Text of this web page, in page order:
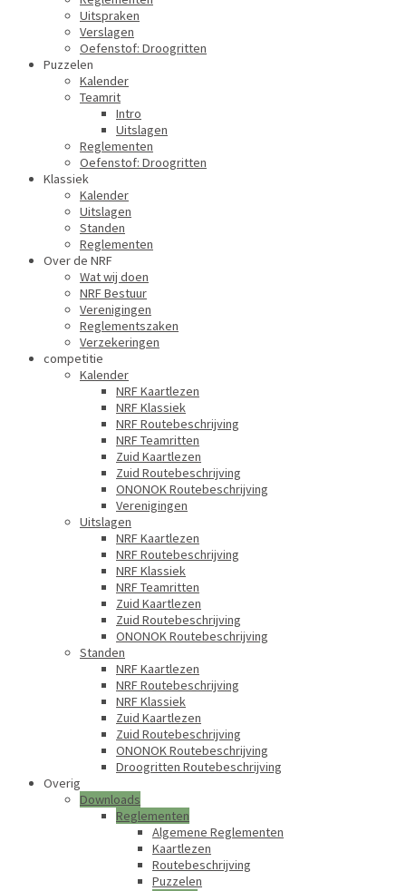
Uitspraken
Verslagen
Oefenstof: Droogritten
Puzzelen
Kalender
Teamrit
Intro
Uitslagen
Reglementen
Oefenstof: Droogritten
Klassiek
Kalender
Uitslagen
Standen
Reglementen
Over de NRF
Wat wij doen
NRF Bestuur
Verenigingen
Reglementszaken
Verzekeringen
competitie
Kalender
NRF Kaartlezen
NRF Klassiek
NRF Routebeschrijving
NRF Teamritten
Zuid Kaartlezen
Zuid Routebeschrijving
ONONOK Routebeschrijving
Verenigingen
Uitslagen
NRF Kaartlezen
NRF Routebeschrijving
NRF Klassiek
NRF Teamritten
Zuid Kaartlezen
Zuid Routebeschrijving
ONONOK Routebeschrijving
Standen
NRF Kaartlezen
NRF Routebeschrijving
NRF Klassiek
Zuid Kaartlezen
Zuid Routebeschrijving
ONONOK Routebeschrijving
Droogritten Routebeschrijving
Overig
Downloads
Reglementen
Algemene Reglementen
Kaartlezen
Routebeschrijving
Puzzelen